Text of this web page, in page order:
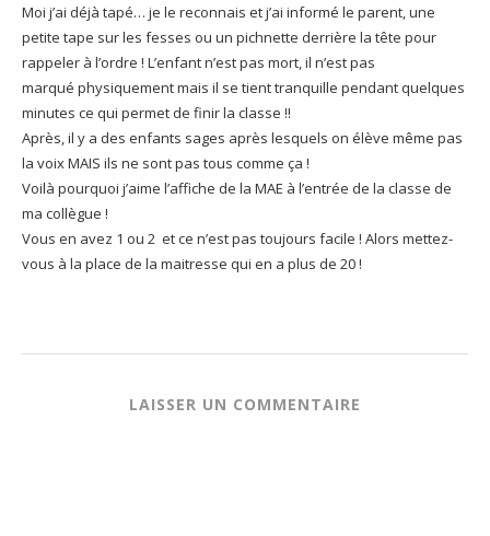
Moi j’ai déjà tapé… je le reconnais et j’ai informé le parent, une
petite tape sur les fesses ou un pichnette derrière la tête pour
rappeler à l’ordre ! L’enfant n’est pas mort, il n’est pas
marqué physiquement mais il se tient tranquille pendant quelques
minutes ce qui permet de finir la classe !!
Après, il y a des enfants sages après lesquels on élève même pas
la voix MAIS ils ne sont pas tous comme ça !
Voilà pourquoi j’aime l’affiche de la MAE à l’entrée de la classe de
ma collègue !
Vous en avez 1 ou 2 et ce n’est pas toujours facile ! Alors mettez-
vous à la place de la maitresse qui en a plus de 20 !
LAISSER UN COMMENTAIRE